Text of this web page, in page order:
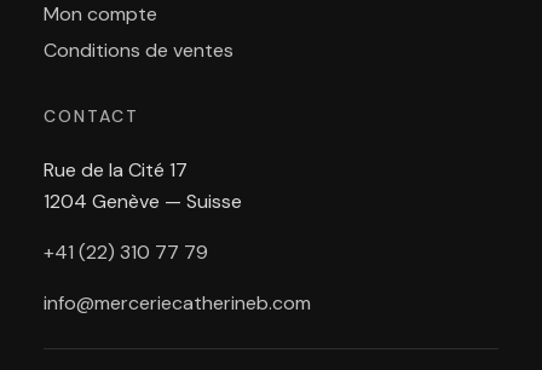
Mon compte
Conditions de ventes
CONTACT
Rue de la Cité 17
1204 Genève — Suisse
+41 (22) 310 77 79
info@merceriecatherineb.com